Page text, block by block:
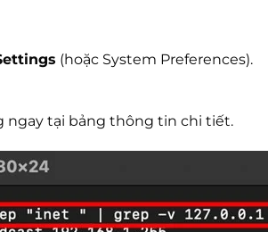
(hoặc System Preferences).
ngay tại bảng thông tin chi tiết.